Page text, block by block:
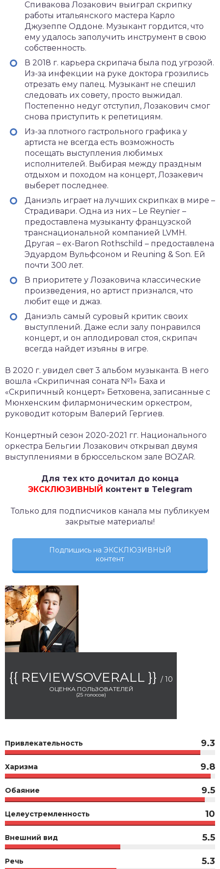
Спивакова Лозакович выиграл скрипку
работы итальянского мастера Карло
Джузеппе Оддоне. Музыкант гордится, что
ему удалось заполучить инструмент в свою
собственность.
В 2018 г. карьера скрипача была под угрозой.
Из-за инфекции на руке доктора грозились
отрезать ему палец. Музыкант не спешил
следовать их совету, просто выжидал.
Постепенно недуг отступил, Лозакович смог
снова приступить к репетициям.
Из-за плотного гастрольного графика у
артиста не всегда есть возможность
посещать выступления любимых
исполнителей. Выбирая между праздным
отдыхом и походом на концерт, Лозакевич
выберет последнее.
Даниэль играет на лучших скрипках в мире –
Страдивари. Одна из них – Le Reynier –
предоставлена музыканту французской
транснациональной компанией LVMH.
Другая – ex-Baron Rothschild – предоставлена
Эдуардом Вульфсоном и Reuning & Son. Ей
почти 300 лет.
В приоритете у Лозаковича классические
произведения, но артист признался, что
любит еще и джаз.
Даниэль самый суровый критик своих
выступлений. Даже если залу понравился
концерт, и он аплодировал стоя, скрипач
всегда найдет изъяны в игре.
В 2020 г. увидел свет 3 альбом музыканта. В него
вошла «Скрипичная соната №1» Баха и
«Скрипичный концерт» Бетховена, записанные с
Мюнхенским филармоническим оркестром,
руководит которым Валерий Гергиев.
Концертный сезон 2020-2021 гг. Национального
оркестра Бельгии Лозакович открывал двумя
выступлениями в брюссельском зале BOZAR.
Для тех кто дочитал до конца
ЭКСКЛЮЗИВНЫЙ контент в Telegram
Только для подписчиков канала мы публикуем
закрытые материалы!
Подпишись на ЭКСКЛЮЗИВНЫЙ
контент
{{ REVIEWSOVERALL }} / 10
ОЦЕНКА ПОЛЬЗОВАТЕЛЕЙ
(25голосов)
Привлекательность 9.3
Харизма 9.8
Обаяние 9.5
Целеустремленность 10
Внешний вид 5.5
Речь 5.3